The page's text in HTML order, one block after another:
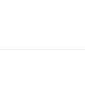
可以更好的生活在
兵器战争感。英雄
真实的战争体验，